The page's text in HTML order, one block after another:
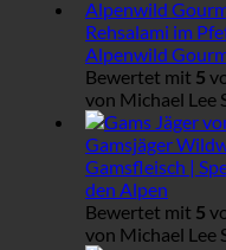
Rehsalami im
Alpenwild
Bewertet mit 5
von Michael Lee
Gamsjäger
Gamsfleisch |
den Alpen
Bewertet mit 5
von Michael Lee